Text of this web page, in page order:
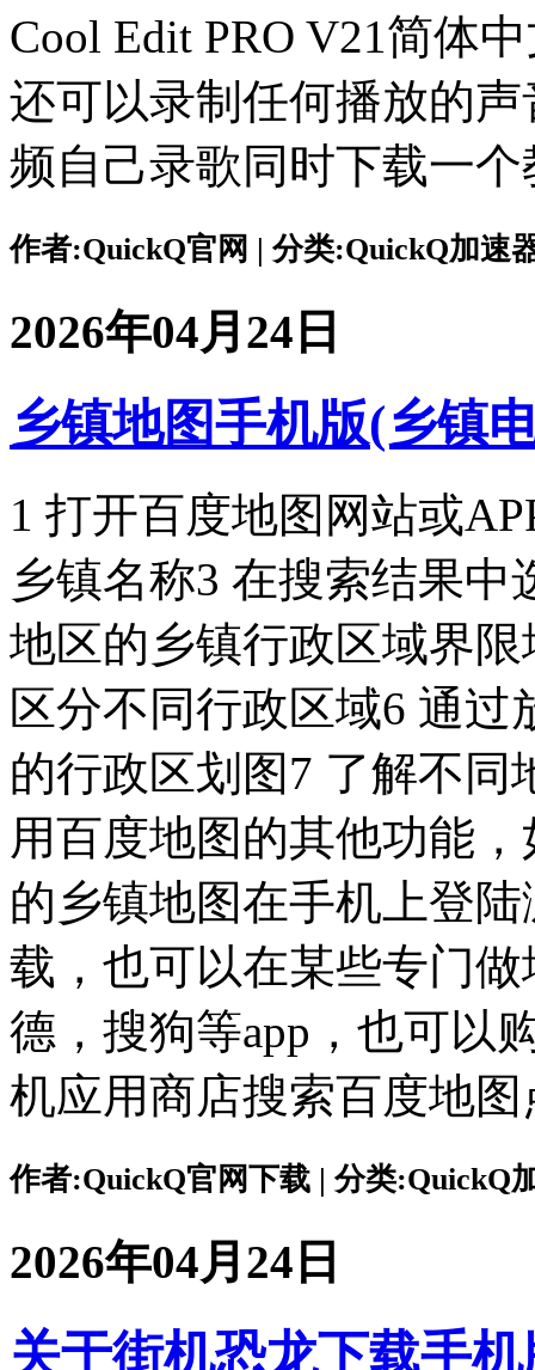
Cool Edit PRO V21简体
还可以录制任何播放的
频自己录歌同时下载一
作者:QuickQ官网 | 分类:QuickQ加速
2026年04月24日
乡镇地图手机版(乡镇
1 打开百度地图网站或
乡镇名称3 在搜索结果
地区的乡镇行政区域界
区分不同行政区域6 通
的行政区划图7 了解不同
用百度地图的其他功能
的乡镇地图在手机上登
载，也可以在某些专门
德，搜狗等app，也可以
机应用商店搜索百度地
作者:QuickQ官网下载 | 分类:QuickQ
2026年04月24日
关于街机恐龙下载手